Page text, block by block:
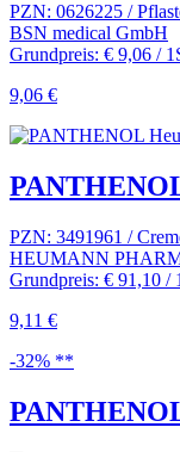
PZN: 0626225 /
BSN medical GmbH
Grundpreis: € 9,06 /
9,06 €
PZN: 3491961 /
HEUMANN
Grundpreis: € 91,10 /
9,11 €
-32% **